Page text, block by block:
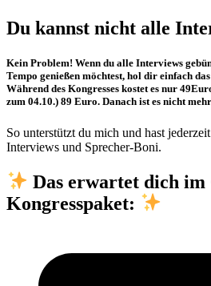
Du kannst nicht alle
Kein Problem! Wenn du alle Interviews
Tempo genießen möchtest, hol dir einfach das
Während des Kongresses kostet es nur
zum 04.10.) 89 Euro. Danach ist es nicht
So unterstützt du mich und hast
Interviews und Sprecher-Boni.
Das erwartet dich
Kongresspaket: